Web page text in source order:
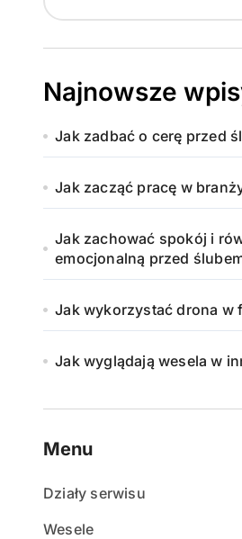
Najnowsze
Jak zadbać o cerę przed
Jak zacząć pracę w
Jak zachować spokój i
emocjonalną przed
Jak wykorzystać drona w
Jak wyglądają wesela w
Menu
Działy serwisu
Wesele